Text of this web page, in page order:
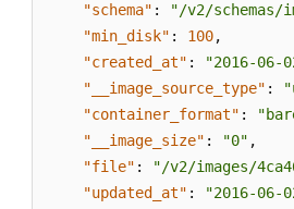
"schema" : "/v2/schemas/
"min_disk" : 100,
"created_at" : "2016-06-
"__image_source_type" :
"container_format" :
"__image_size" : "0" ,
"file" :
"/v2/images/
"updated_at" : "2016-06-